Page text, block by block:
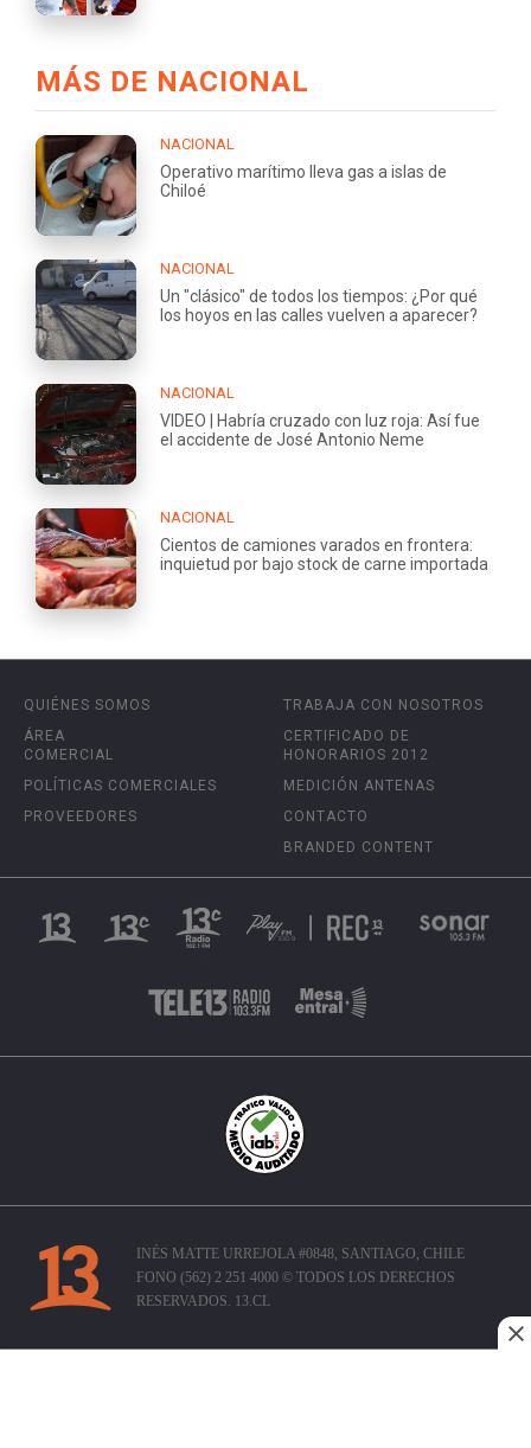
MÁS DE NACIONAL
NACIONAL
Operativo marítimo lleva gas a islas de
Chiloé
NACIONAL
Un "clásico" de todos los tiempos: ¿Por qué
los hoyos en las calles vuelven a aparecer?
NACIONAL
VIDEO | Habría cruzado con luz roja: Así fue
el accidente de José Antonio Neme
NACIONAL
Cientos de camiones varados en frontera:
inquietud por bajo stock de carne importada
QUIÉNES SOMOS
ÁREA
COMERCIAL
POLÍTICAS COMERCIALES
PROVEEDORES
TRABAJA CON NOSOTROS
CERTIFICADO DE
HONORARIOS 2012
MEDICIÓN ANTENAS
CONTACTO
BRANDED CONTENT
INÉS MATTE URREJOLA #0848, SANTIAGO, CHILE
FONO (562) 2 251 4000 © TODOS LOS DERECHOS
RESERVADOS. 13.CL